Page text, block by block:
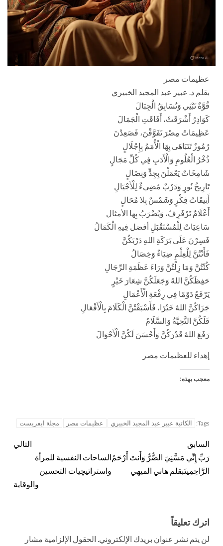
عظيمات مصر
بقلم د. عبير عبد المجيد الخبيري
قُوَّةٌ تَبْنِي وَتُسَابِقُ الْجِبَالَ
كَوَادِرُ أَشْرَقَتْ، أَفَاقَتِ الْجَمَالَ
عَظِيمَاتُ مِصْرَ تَفَوَّقْنَ، فَصَعِدْنَ
رُمُوزٌ تَتَبَاهَى بِهَا الْأُمَمُ بِإِجْلَالٍ
ذُخْرُ الْعُلُومِ وَالْأَدَبِ فِي كُلِّ مَجَالٍ
شَامِخَاتٌ يَعْمَلْنَ بِجِدٍّ وَنِضَالٍ
تَارِيخُ نُورٍ وَدَرْبٌ مُضِيءٌ لِلْأَجْيَالِ
أَنِيقَاتُ فِكْرٍ وَشَمْسٌ بِلا مُحَالٍ
أَعْلَامٌ تَرْفَرِفُ، وَيُضْرَبُ بِها الأمثال
سَاعِيَاتٌ لِلْمُسْتَقْبَلِ أفضل فِيهِ الْكَمَالُ
فَسِرْنَ عَلَى بَرَكَةِ اللهِ دَرْبَكُنَّ
فَأَنْتُنَّ لِلْعِلْمِ ضِيَاءٌ وَخِصَالُ
كُنْتُنَّ وَمَا زِلْتُنَّ وَرَاءَ عَظَمَةِ الرِّجَالِ
حَفِظَكُنَّ اللهُ وَجَعَلَكُنَّ شِعَارَ خَيْرٍ
يَرْفَعُ دَوْمًا فِي رِفْعَةِ الْأَعْمَالِ
جَزَاكُنَّ اللهُ خَيْرًا، فَأَسْبَقْتُنَّ الْكَلَامَ بِالْأَفْعَالِ
فَلَكُنَّ التَّحِيَّةُ وَالسَّلَامُ
رَفَعَ اللهُ قَدْرَكُنَّ وَأَحْسَنَ لَكُنَّ الْأَحْوَالَ
إهداء للعظيمات مصر
معجب بهذه:
Tags: الكاتبة عبير عبد المجيد الخبيري عظيمات مصر مجلة ايفريست
السابق
رَبِّ إِنِّي مَسَّنِيَ الضُّرُّ وَأَنتَ أَرْحَمُ
الرَّاحِمِينَبقلم هاني الميهي
التالي
الساحات النفسية للمرأة
واستراتيچيات التحسين
والوقاية
اترك تعليقاً
لن يتم نشر عنوان بريدك الإلكتروني. الحقول الإلزامية مشار